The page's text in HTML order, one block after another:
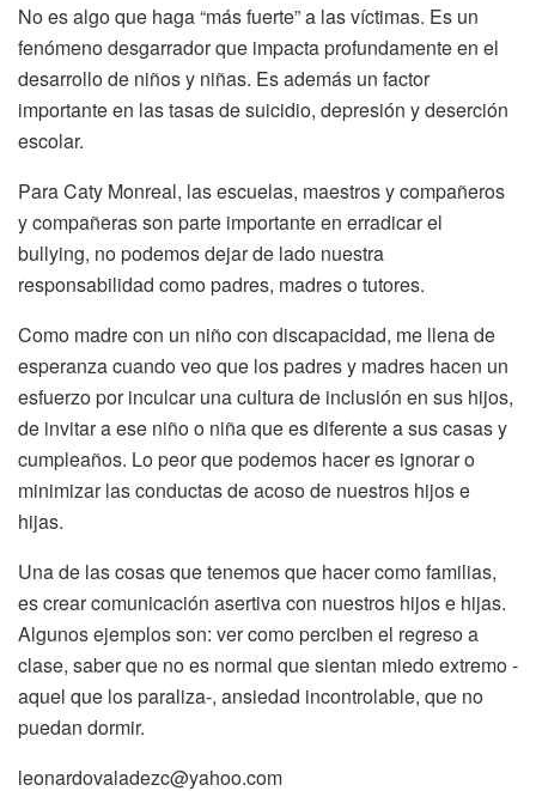
No es algo que haga “más fuerte” a las víctimas. Es un
fenómeno desgarrador que impacta profundamente en el
desarrollo de niños y niñas. Es además un factor
importante en las tasas de suicidio, depresión y deserción
escolar.
Para Caty Monreal, las escuelas, maestros y compañeros
y compañeras son parte importante en erradicar el
bullying, no podemos dejar de lado nuestra
responsabilidad como padres, madres o tutores.
Como madre con un niño con discapacidad, me llena de
esperanza cuando veo que los padres y madres hacen un
esfuerzo por inculcar una cultura de inclusión en sus hijos,
de invitar a ese niño o niña que es diferente a sus casas y
cumpleaños. Lo peor que podemos hacer es ignorar o
minimizar las conductas de acoso de nuestros hijos e
hijas.
Una de las cosas que tenemos que hacer como familias,
es crear comunicación asertiva con nuestros hijos e hijas.
Algunos ejemplos son: ver como perciben el regreso a
clase, saber que no es normal que sientan miedo extremo -
aquel que los paraliza-, ansiedad incontrolable, que no
puedan dormir.
leonardovaladezc@yahoo.com